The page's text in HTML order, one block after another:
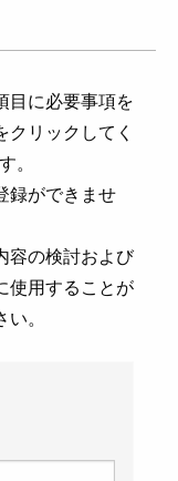
目に必要事項を
クリックしてく
。
録ができませ
容の検討および
使用することが
。